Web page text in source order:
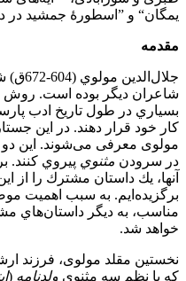
یمگان“ و ”اسطورۀ جمشید در
مقدمه
شاعران ديگر بوده است. روش
بسياري در طول تاریخ ادب
کار خود قرار دهند. در این
مولوی معرفی می‌شوند. اين دو
در سرودن مثنوي پيروي كنند.
آنها، يك داستان مشترك را از
برگزيده‌ایم. به سبب اهمیت
مناسب، به ديگر داستان‌هاي
خواهد شد.
كه با نظم سه مثنوي ولدنامه (